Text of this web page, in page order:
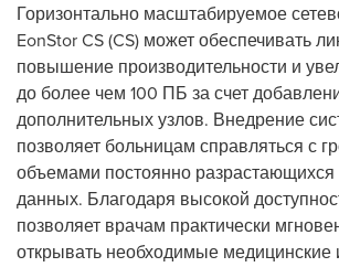
Горизонтально масштабируемое
EonStor CS (CS) может обеспечивать
повышение производительности и
до более чем 100 ПБ за счет
дополнительных узлов. Внедрение
позволяет больницам справляться с
объемами постоянно
данных. Благодаря высокой
позволяет врачам практически
открывать необходимые медицинские